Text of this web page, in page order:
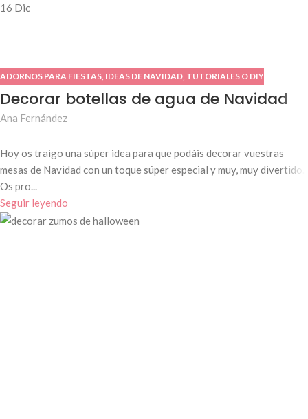
16 Dic
ADORNOS PARA FIESTAS, IDEAS DE NAVIDAD, TUTORIALES O DIY
Decorar botellas de agua de Navidad
Ana Fernández
Hoy os traigo una súper idea para que podáis decorar vuestras
mesas de Navidad con un toque súper especial y muy, muy divertido.
Os pro...
Seguir leyendo